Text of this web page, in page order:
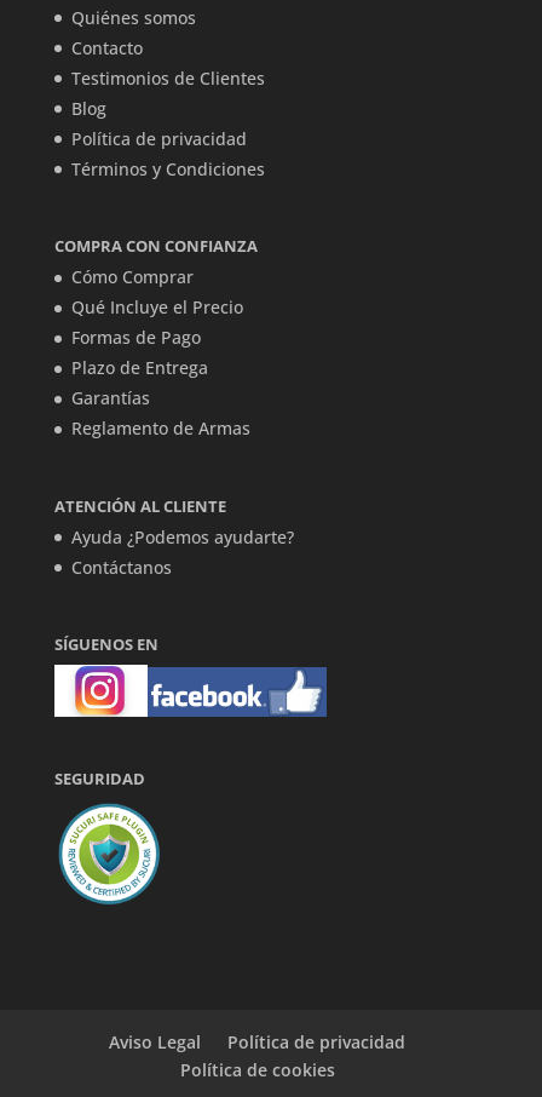
Quiénes somos
Contacto
Testimonios de Clientes
Blog
Política de privacidad
Términos y Condiciones
COMPRA CON CONFIANZA
Cómo Comprar
Qué Incluye el Precio
Formas de Pago
Plazo de Entrega
Garantías
Reglamento de Armas
ATENCIÓN AL CLIENTE
Ayuda ¿Podemos ayudarte?
Contáctanos
SÍGUENOS EN
SEGURIDAD
Aviso Legal
Política de privacidad
Política de cookies